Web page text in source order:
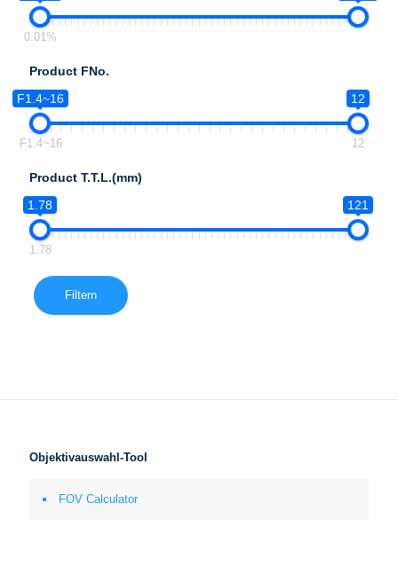
0.01%
Product FNo.
F1.4~16
12
F1.4~16 12
Product T.T.L.(mm)
1.78
121
1.78
Filtern
Objektivauswahl-Tool
FOV Calculator